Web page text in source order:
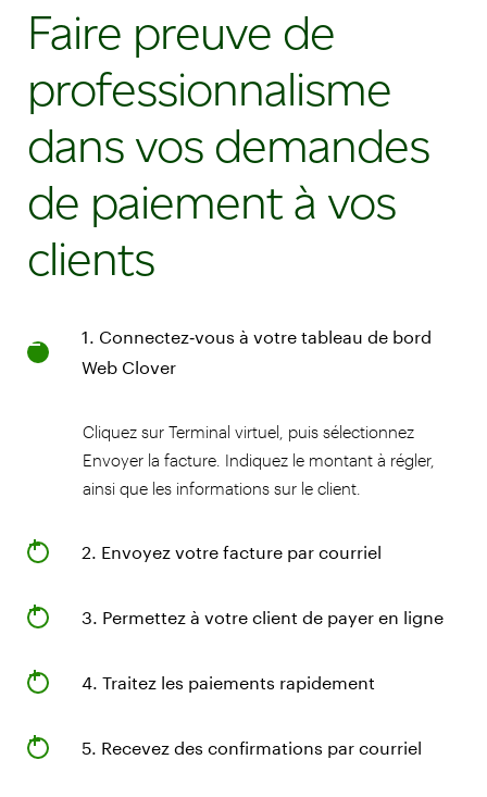
Faire preuve de
professionnalisme
dans vos demandes
de paiement à vos
clients
1. Connectez‑vous à votre tableau de bord
Web Clover
Cliquez sur Terminal virtuel, puis sélectionnez
Envoyer la facture. Indiquez le montant à régler,
ainsi que les informations sur le client.
2. Envoyez votre facture par courriel
3. Permettez à votre client de payer en ligne
4. Traitez les paiements rapidement
5. Recevez des confirmations par courriel